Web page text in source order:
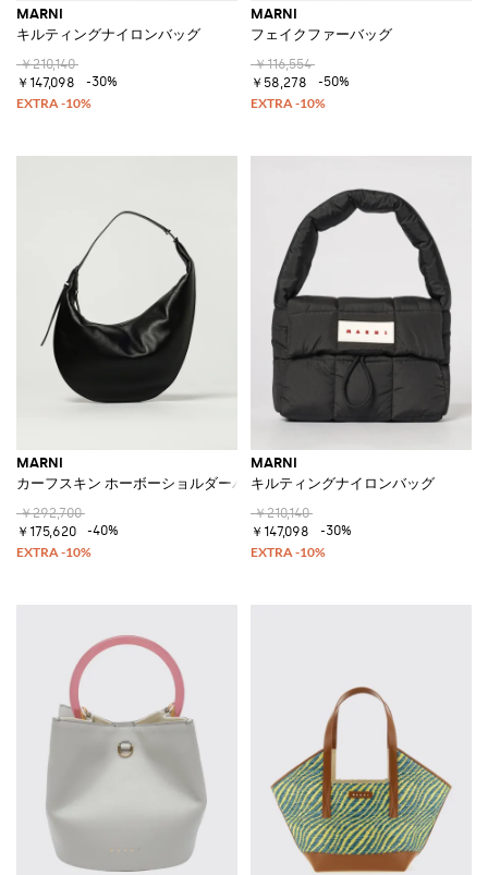
MARNI
キルティングナイロンバッグ
￥210,140
￥147,098
-30%
MARNI
フェイクファーバッグ
￥116,554
￥58,278
-50%
MARNI
カーフスキン ホーボーショルダーバッグ
￥292,700
￥175,620
-40%
MARNI
キルティングナイロンバッグ
￥210,140
￥147,098
-30%